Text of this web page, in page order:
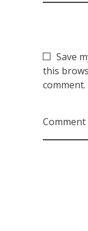
Save
this
comment.
Comment